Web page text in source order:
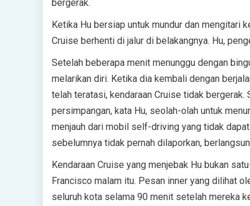
bergerak.
Ketika Hu bersiap untuk mundur dan mengitari
Cruise berhenti di jalur di belakangnya. Hu,
Setelah beberapa menit menunggu dengan
melarikan diri. Ketika dia kembali dengan
telah teratasi, kendaraan Cruise tidak
persimpangan, kata Hu, seolah-olah untuk
menjauh dari mobil self-driving yang tidak
sebelumnya tidak pernah dilaporkan,
Kendaraan Cruise yang menjebak Hu bukan
Francisco malam itu. Pesan inner yang dilihat
seluruh kota selama 90 menit setelah mereka